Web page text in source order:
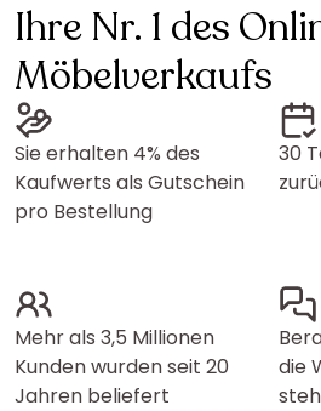
Ihre Nr. 1 des
Möbelverkaufs
Sie erhalten 4% des
Kaufwerts als Gutschein
pro Bestellung
30
Mehr als 3,5 Millionen
Kunden wurden seit 20
Jahren beliefert
die